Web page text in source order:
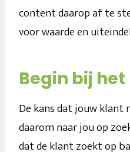
content daarop af te
voor waarde en
Begin bij
De kans dat jouw
daarom naar jou op
dat de klant zoekt op